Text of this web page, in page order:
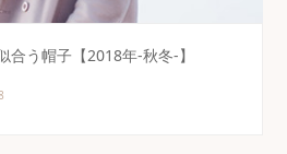
合う帽子【2018年-秋冬-】